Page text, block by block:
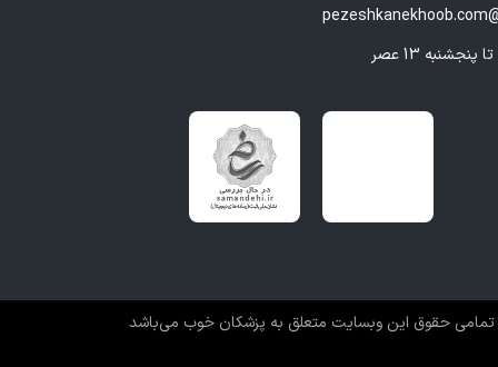
تمامی حقوق این وبسایت متعلق به پزشکان خوب می‌باشد